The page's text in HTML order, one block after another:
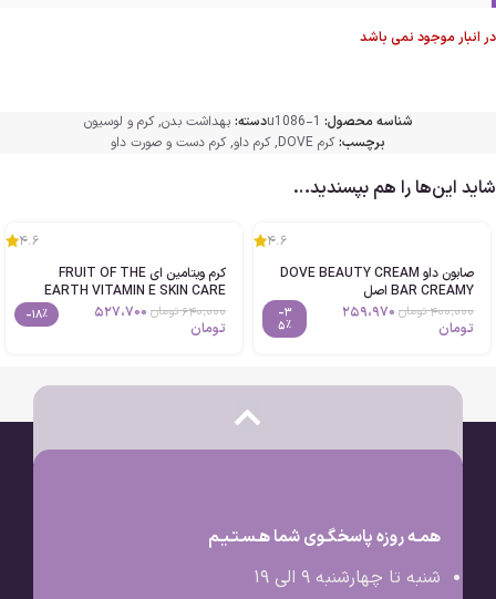
در انبار موجود نمی باشد
شناسه محصول: u1086-1دسته: بهداشت بدن, کرم و لوسیون
برچسب: کرم DOVE , کرم داو, کرم دست و صورت داو
شاید این‌ها را هم بپسندید…
4.6
صابون داو DOVE BEAUTY CREAM
BAR CREAMY اصل
400،000تومان 259،970
تومان
-3
5%
4.6
کرم ویتامین ای FRUIT OF THE
EARTH VITAMIN E SKIN CARE
CREAM حجم113g اصل
640،000تومان 527،700
تومان
-18%
همـه روزه پاسخگـوی شما هـسـتـیـم
شنبه تا چهارشنبه 9 الی ۱۹